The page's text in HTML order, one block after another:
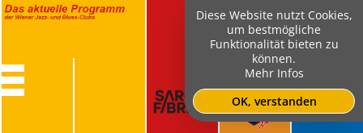
Diese Website nutzt Cookies,
um bestmögliche
Funktionalität bieten zu
können.
Mehr Infos
OK, verstanden